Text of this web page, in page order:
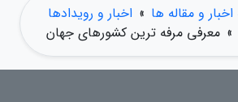
و مقاله ها » اخبار و رویدادها
» معرفی مرفه ترین کشورهای جهان